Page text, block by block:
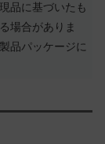
品に基づいたも
場合がありま
品パッケージに